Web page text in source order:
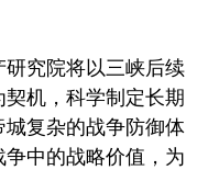
究院将以三峡后续
机，科学制定长期
复杂的战争防御体
中的战略价值，为